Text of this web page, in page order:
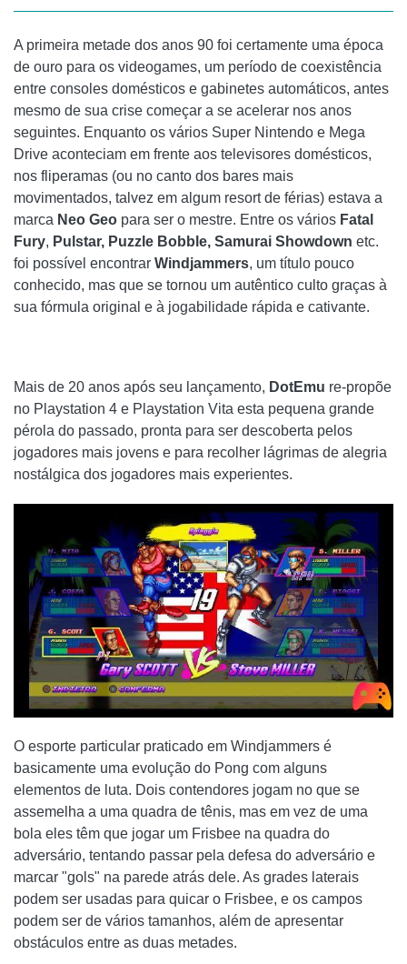
A primeira metade dos anos 90 foi certamente uma época
de ouro para os videogames, um período de coexistência
entre consoles domésticos e gabinetes automáticos, antes
mesmo de sua crise começar a se acelerar nos anos
seguintes. Enquanto os vários Super Nintendo e Mega
Drive aconteciam em frente aos televisores domésticos,
nos fliperamas (ou no canto dos bares mais
movimentados, talvez em algum resort de férias) estava a
marca Neo Geo para ser o mestre. Entre os vários Fatal
Fury, Pulstar, Puzzle Bobble, Samurai Showdown etc.
foi possível encontrar Windjammers, um título pouco
conhecido, mas que se tornou um autêntico culto graças à
sua fórmula original e à jogabilidade rápida e cativante.
Mais de 20 anos após seu lançamento, DotEmu re-propõe
no Playstation 4 e Playstation Vita esta pequena grande
pérola do passado, pronta para ser descoberta pelos
jogadores mais jovens e para recolher lágrimas de alegria
nostálgica dos jogadores mais experientes.
O esporte particular praticado em Windjammers é
basicamente uma evolução do Pong com alguns
elementos de luta. Dois contendores jogam no que se
assemelha a uma quadra de tênis, mas em vez de uma
bola eles têm que jogar um Frisbee na quadra do
adversário, tentando passar pela defesa do adversário e
marcar "gols" na parede atrás dele. As grades laterais
podem ser usadas para quicar o Frisbee, e os campos
podem ser de vários tamanhos, além de apresentar
obstáculos entre as duas metades.